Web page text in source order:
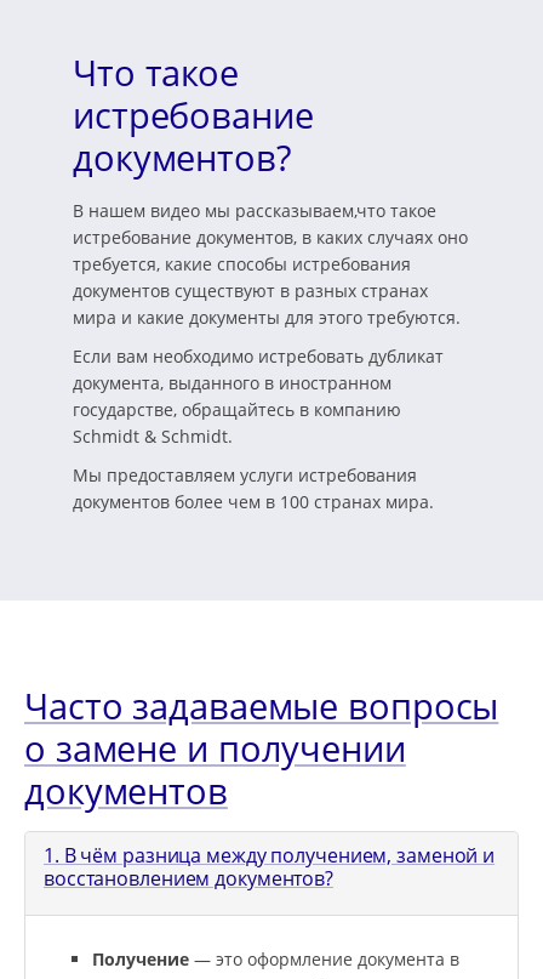
Что такое
истребование
документов?
В нашем видео мы рассказываем,что такое
истребование документов, в каких случаях оно
требуется, какие способы истребования
документов существуют в разных странах
мира и какие документы для этого требуются.
Если вам необходимо истребовать дубликат
документа, выданного в иностранном
государстве, обращайтесь в компанию
Schmidt & Schmidt.
Мы предоставляем услуги истребования
документов более чем в 100 странах мира.
Часто задаваемые вопросы
о замене и получении
документов
1. В чём разница между получением, заменой и
восстановлением документов?
Получение — это оформление документа в